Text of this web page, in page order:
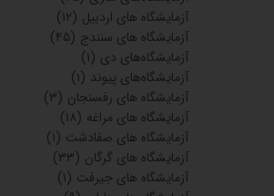
آزمایشگاه های اردبیل (۱۲)
آزمایشگاه های سنندج (۴۵)
آزمایشگاه‌های دی (۱)
آزمایشگاه‌های پیوند (۱)
آزمایشگاه های رفسنجان (۳)
آزمایشگاه های مراغه (۱۸)
آزمایشگاه های صفادشت (۱)
آزمایشگاه های گرگان (۳۳)
آزمایشگاه های جیرفت (۱)